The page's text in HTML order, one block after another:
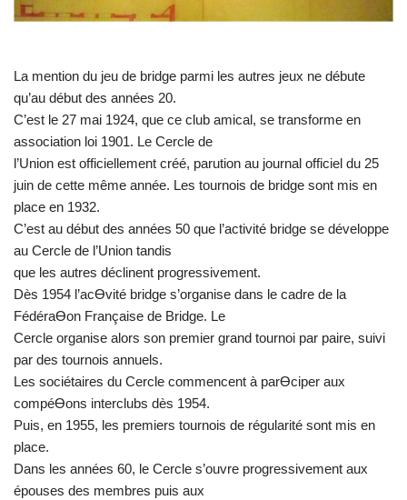
La mention du jeu de bridge parmi les autres jeux ne débute
qu’au début des années 20.
C’est le 27 mai 1924, que ce club amical, se transforme en
association loi 1901. Le Cercle de
l’Union est officiellement créé, parution au journal officiel du 25
juin de cette même année. Les tournois de bridge sont mis en
place en 1932.
C’est au début des années 50 que l’activité bridge se développe
au Cercle de l’Union tandis
que les autres déclinent progressivement.
Dès 1954 l’acƟvité bridge s’organise dans le cadre de la
FédéraƟon Française de Bridge. Le
Cercle organise alors son premier grand tournoi par paire, suivi
par des tournois annuels.
Les sociétaires du Cercle commencent à parƟciper aux
compéƟons interclubs dès 1954.
Puis, en 1955, les premiers tournois de régularité sont mis en
place.
Dans les années 60, le Cercle s’ouvre progressivement aux
épouses des membres puis aux